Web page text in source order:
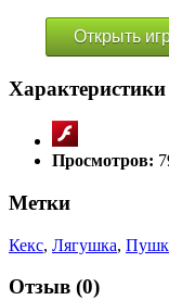
Открыть
Характеристики
Просмотров:
Метки
Кекс, Лягушка,
Отзыв (0)